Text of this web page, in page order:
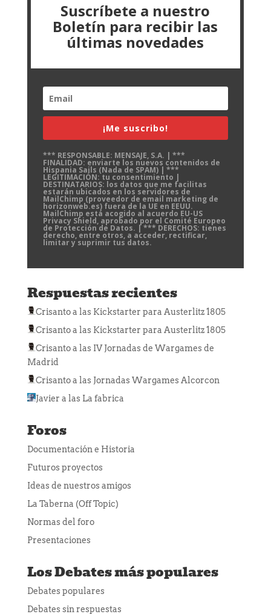
Suscríbete a nuestro
Boletín para recibir las
últimas novedades
¡Me suscribo!
*** RESPONSABLE: MENSAJE, S.A. | ***
FINALIDAD: enviarte los nuevos contenidos de
Hispania Sails (Nada de SPAM) | ***
LEGITIMACIÓN: tu consentimiento |
DESTINATARIOS: los datos que me facilitas
estarán ubicados en los servidores de
MailChimp (proveedor de email marketing de
horizonweb.es) fuera de la UE en EEUU.
MailChimp está acogido al acuerdo EU-US
Privacy Shield, aprobado por el Comité Europeo
de Protección de Datos. | *** DERECHOS: tienes
derecho, entre otros, a acceder, rectificar,
limitar y suprimir tus datos.
Respuestas recientes
Crisantoa las Kickstarter para Austerlitz 1805
Crisantoa las Kickstarter para Austerlitz 1805
Crisantoa las IV Jornadas de Wargames de
Madrid
Crisantoa las Jornadas Wargames Alcorcon
Javier a las La fabrica
Foros
Documentación e Historia
Futuros proyectos
Ideas de nuestros amigos
La Taberna (Off Topic)
Normas del foro
Presentaciones
Los Debates más populares
Debates populares
Debates sin respuestas